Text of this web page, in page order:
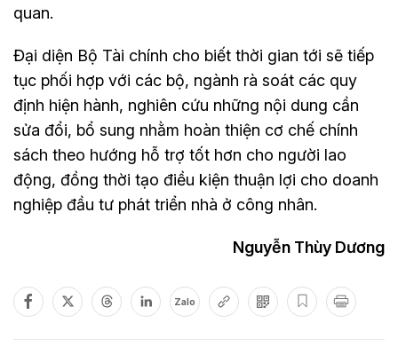
quan.
Đại diện Bộ Tài chính cho biết thời gian tới sẽ tiếp
tục phối hợp với các bộ, ngành rà soát các quy
định hiện hành, nghiên cứu những nội dung cần
sửa đổi, bổ sung nhằm hoàn thiện cơ chế chính
sách theo hướng hỗ trợ tốt hơn cho người lao
động, đồng thời tạo điều kiện thuận lợi cho doanh
nghiệp đầu tư phát triển nhà ở công nhân.
Nguyễn Thùy Dương
Zalo